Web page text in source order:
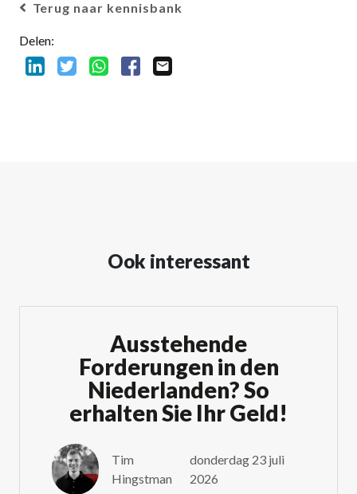
Terug naar kennisbank
Delen:
Ook interessant
Ausstehende
Forderungen in den
Niederlanden? So
erhalten Sie Ihr Geld!
Tim
Hingstman
donderdag 23 juli
2026